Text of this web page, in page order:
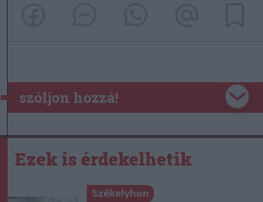
szóljon hozzá!
Ezek is érdekelhetik
Székelyhon